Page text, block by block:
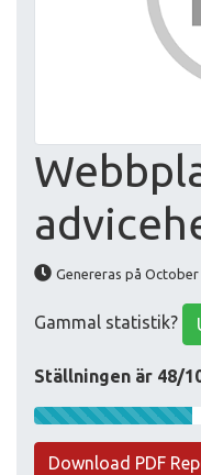
Genereras på October
Gammal statistik?
Ställningen är 48/
Download PDF